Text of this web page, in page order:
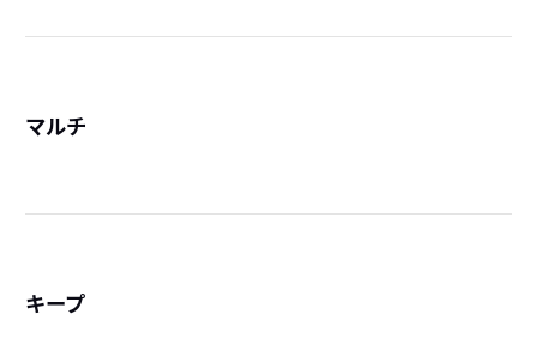
マルチ
キープ